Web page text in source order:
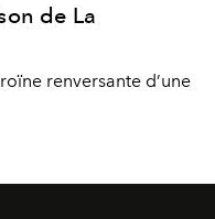
de La
renversante d’une